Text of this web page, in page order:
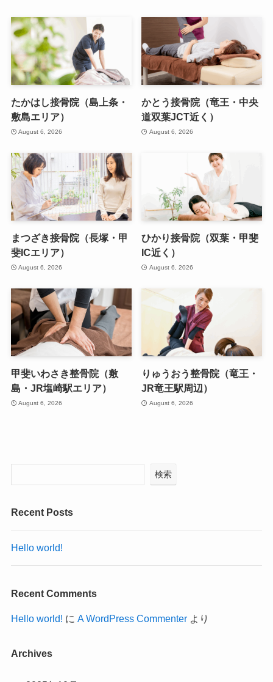
たかはし接骨院（島上条・
敷島エリア）
August 6, 2026
かとう接骨院（竜王・中央
道双葉JCT近く）
August 6, 2026
まつざき接骨院（長塚・甲
斐ICエリア）
August 6, 2026
ひかり接骨院（双葉・甲斐
IC近く）
August 6, 2026
甲斐いわさき整骨院（敷
島・JR塩崎駅エリア）
August 6, 2026
りゅうおう整骨院（竜王・
JR竜王駅周辺）
August 6, 2026
検索
Recent Posts
Hello world!
Recent Comments
Hello world! に A WordPress Commenterより
Archives